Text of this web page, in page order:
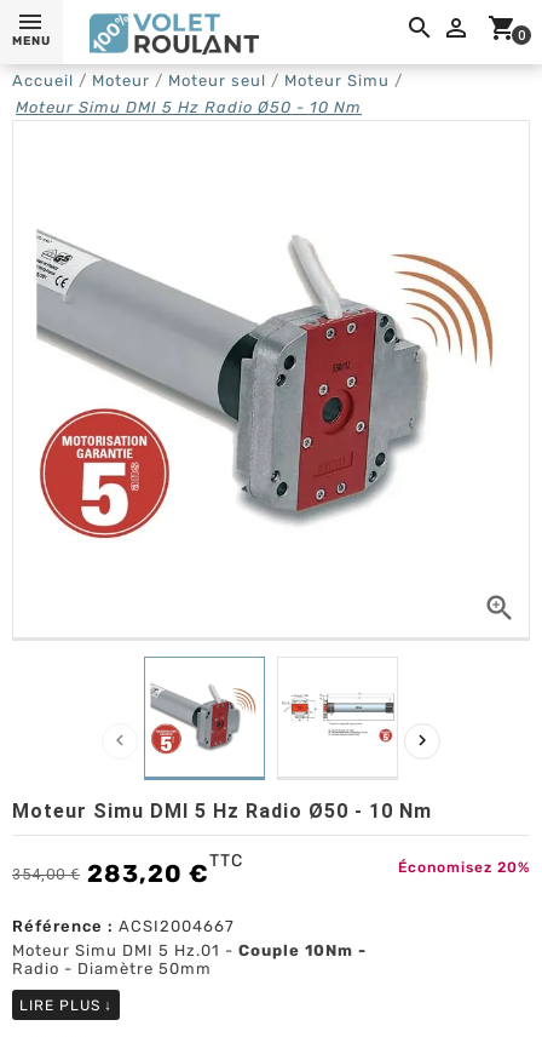
 shopping_cart0
MENU
Accueil Moteur Moteur seul
Moteur Simu
Moteur Simu DMI 5 Hz Radio Ø50 - 10 Nm

 
Moteur Simu DMI 5 Hz Radio Ø50 - 10 Nm
354,00 € 283,20 €TTC Économisez 20%
Référence : ACSI2004667
Moteur Simu DMI 5 Hz.01 - Couple 10Nm -
Radio - Diamètre 50mm
LIRE PLUS ↓